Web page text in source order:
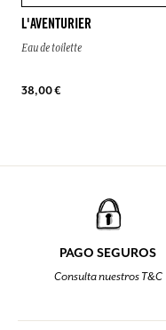
L'AVENTURIER
Eau de toilette
38,00 €
PAGO SEGUROS
Consulta nuestros T&C